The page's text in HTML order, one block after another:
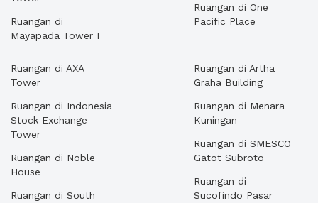
Ruangan di
Mayapada Tower I
Ruangan di One
Pacific Place
Ruangan di AXA
Tower
Ruangan di Indonesia
Stock Exchange
Tower
Ruangan di Noble
House
Ruangan di South
Ruangan di Artha
Graha Building
Ruangan di Menara
Kuningan
Ruangan di SMESCO
Gatot Subroto
Ruangan di
Sucofindo Pasar